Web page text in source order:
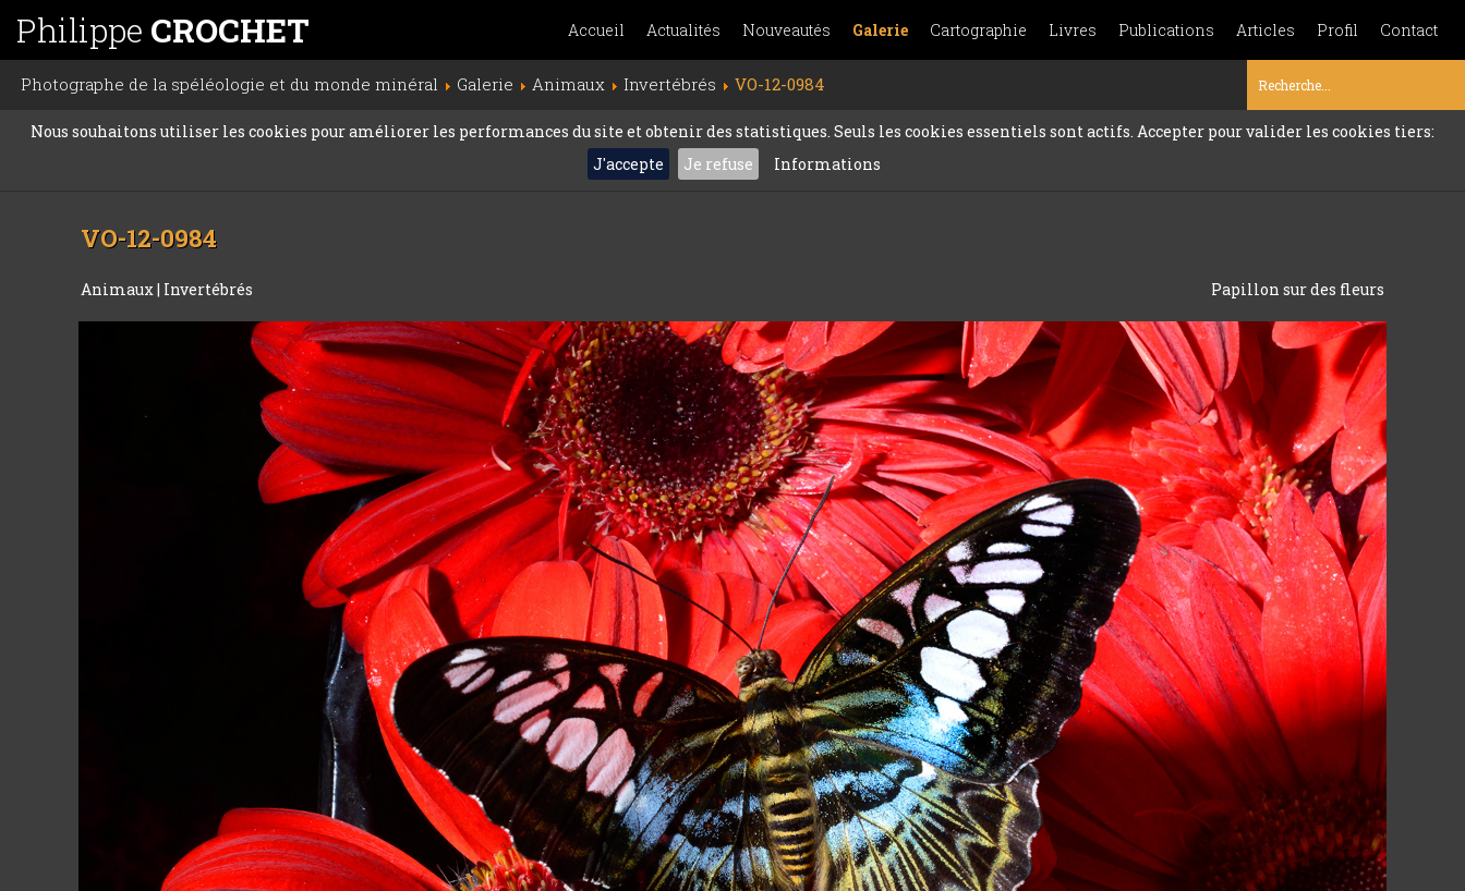
Philippe CROCHET Accueil Actualités Nouveautés Galerie Cartographie Livres Publications Articles Profil Contact
Photographe de la spéléologie et du monde minéral Galerie Animaux Invertébrés VO-12-0984
Nous souhaitons utiliser les cookies pour améliorer les performances du site et obtenir des statistiques. Seuls les cookies essentiels sont actifs. Accepter pour valider les cookies tiers:
J'accepte
Je refuse Informations
VO-12-0984
Animaux| Invertébrés Papillon sur des fleurs